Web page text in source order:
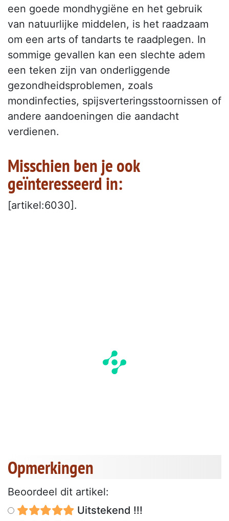
een goede mondhygiëne en het gebruik
van natuurlijke middelen, is het raadzaam
om een arts of tandarts te raadplegen. In
sommige gevallen kan een slechte adem
een teken zijn van onderliggende
gezondheidsproblemen, zoals
mondinfecties, spijsverteringsstoornissen of
andere aandoeningen die aandacht
verdienen.
Misschien ben je ook
geïnteresseerd in:
[artikel:6030].
Opmerkingen
Beoordeel dit artikel:
Uitstekend !!!